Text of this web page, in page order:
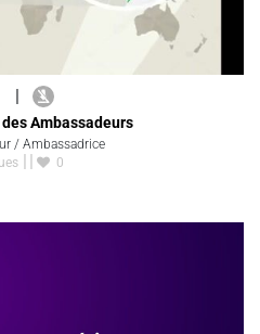
|
Ambassadeurs
/ Ambassadrice
0